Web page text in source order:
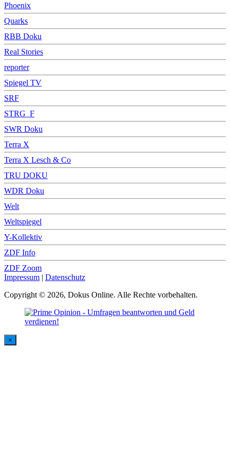
Phoenix
Quarks
RBB Doku
Real Stories
reporter
Spiegel TV
SRF
STRG_F
SWR Doku
Terra X
Terra X Lesch & Co
TRU DOKU
WDR Doku
Welt
Weltspiegel
Y-Kollektiv
ZDF Info
ZDF Zoom
Impressum | Datenschutz
Copyright © 2026, Dokus Online. Alle Rechte vorbehalten.
×